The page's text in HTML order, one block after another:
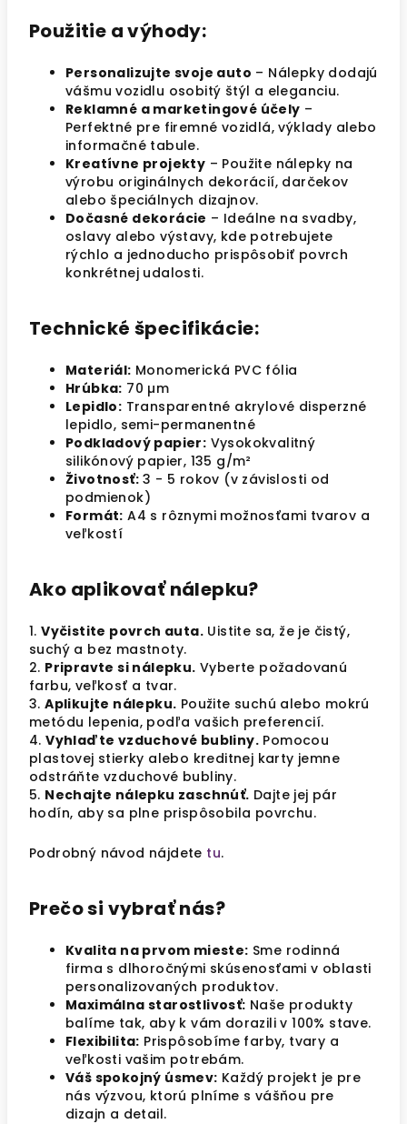
Použitie a výhody:
Personalizujte svoje auto – Nálepky dodajú
vášmu vozidlu osobitý štýl a eleganciu.
Reklamné a marketingové účely –
Perfektné pre firemné vozidlá, výklady alebo
informačné tabule.
Kreatívne projekty – Použite nálepky na
výrobu originálnych dekorácií, darčekov
alebo špeciálnych dizajnov.
Dočasné dekorácie – Ideálne na svadby,
oslavy alebo výstavy, kde potrebujete
rýchlo a jednoducho prispôsobiť povrch
konkrétnej udalosti.
Technické špecifikácie:
Materiál: Monomerická PVC fólia
Hrúbka: 70 µm
Lepidlo: Transparentné akrylové disperzné
lepidlo, semi-permanentné
Podkladový papier: Vysokokvalitný
silikónový papier, 135 g/m²
Životnosť: 3 - 5 rokov (v závislosti od
podmienok)
Formát: A4 s rôznymi možnosťami tvarov a
veľkostí
Ako aplikovať nálepku?
1. Vyčistite povrch auta. Uistite sa, že je čistý,
suchý a bez mastnoty.
2. Pripravte si nálepku. Vyberte požadovanú
farbu, veľkosť a tvar.
3. Aplikujte nálepku. Použite suchú alebo mokrú
metódu lepenia, podľa vašich preferencií.
4. Vyhlaďte vzduchové bubliny. Pomocou
plastovej stierky alebo kreditnej karty jemne
odstráňte vzduchové bubliny.
5. Nechajte nálepku zaschnúť. Dajte jej pár
hodín, aby sa plne prispôsobila povrchu.
Podrobný návod nájdete tu.
Prečo si vybrať nás?
Kvalita na prvom mieste: Sme rodinná
firma s dlhoročnými skúsenosťami v oblasti
personalizovaných produktov.
Maximálna starostlivosť: Naše produkty
balíme tak, aby k vám dorazili v 100% stave.
Flexibilita: Prispôsobíme farby, tvary a
veľkosti vašim potrebám.
Váš spokojný úsmev: Každý projekt je pre
nás výzvou, ktorú plníme s vášňou pre
dizajn a detail.